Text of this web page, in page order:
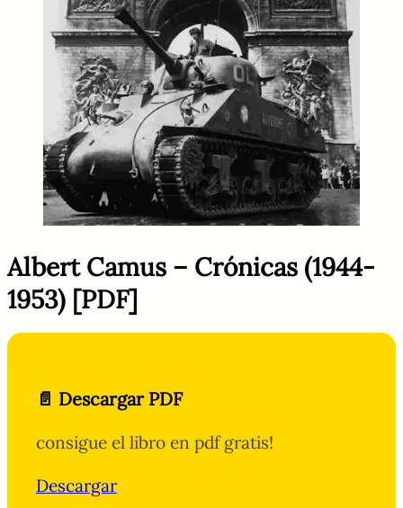
Albert Camus – Crónicas (1944-
1953) [PDF]
📄 Descargar PDF
consigue el libro en pdf gratis!
Descargar